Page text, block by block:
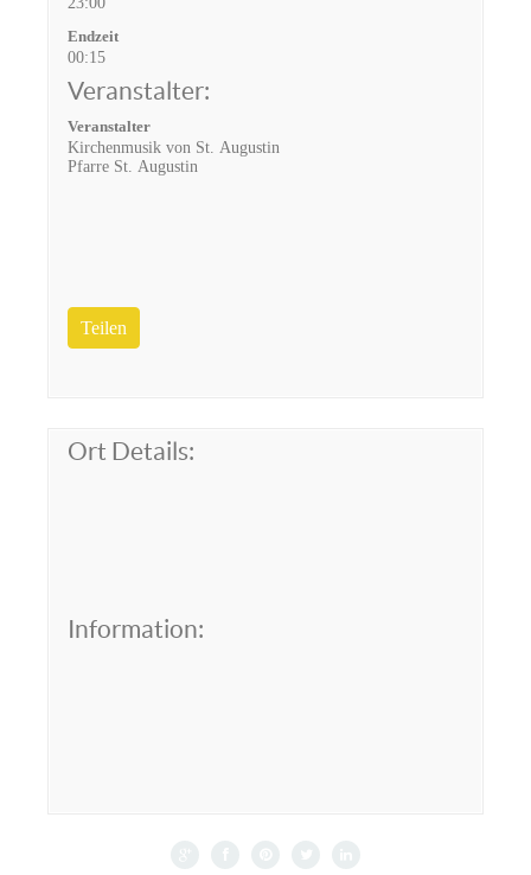
Endzeit
00:15
Veranstalter:
Veranstalter
Kirchenmusik von St. Augustin
Pfarre St. Augustin
Teilen
Ort Details:
Information: